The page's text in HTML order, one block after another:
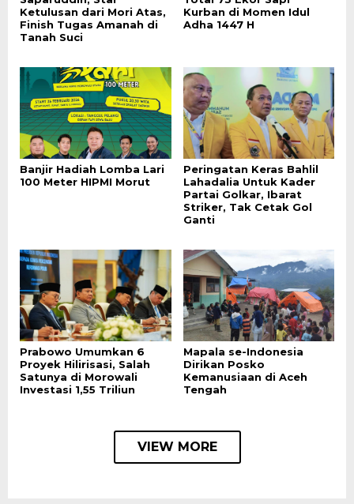
Ketulusan dari Mori Atas,
Finish Tugas Amanah di
Tanah Suci
Kurban di Momen Idul
Adha 1447 H
Banjir Hadiah Lomba Lari
100 Meter HIPMI Morut
Peringatan Keras Bahlil
Lahadalia Untuk Kader
Partai Golkar, Ibarat
Striker, Tak Cetak Gol
Ganti
Prabowo Umumkan 6
Proyek Hilirisasi, Salah
Satunya di Morowali
Investasi 1,55 Triliun
Mapala se-Indonesia
Dirikan Posko
Kemanusiaan di Aceh
Tengah
VIEW MORE